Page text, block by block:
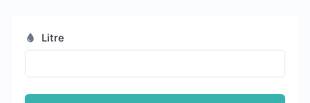
Litre